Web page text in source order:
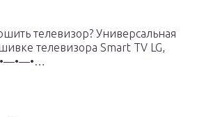
телевизор? Универсальная
телевизора Smart TV LG,